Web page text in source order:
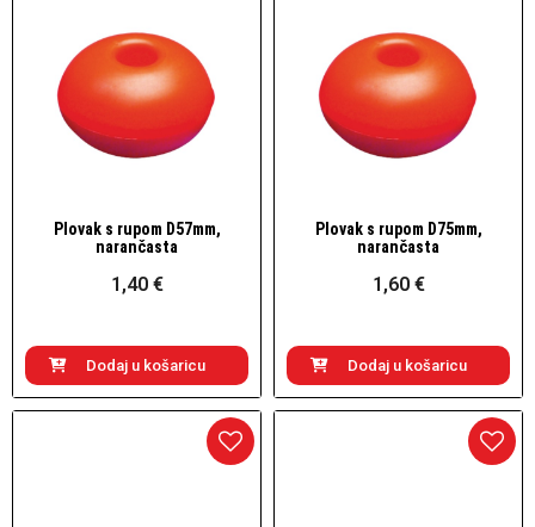
Brzi pogled
Plovak s rupom D57mm,
narančasta
1,40 €
Dodaj u košaricu
Brzi pogled
Plovak s rupom D75mm,
narančasta
1,60 €
Dodaj u košaricu